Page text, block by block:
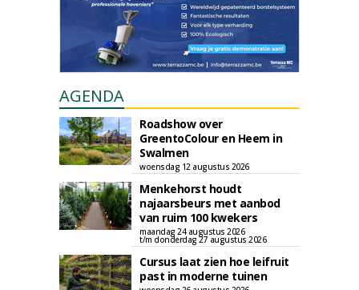
AGENDA
Roadshow over
GreentoColour en Heem in
Swalmen
woensdag 12 augustus 2026
Menkehorst houdt
najaarsbeurs met aanbod
van ruim 100 kwekers
maandag 24 augustus 2026
t/m donderdag 27 augustus 2026
Cursus laat zien hoe leifruit
past in moderne tuinen